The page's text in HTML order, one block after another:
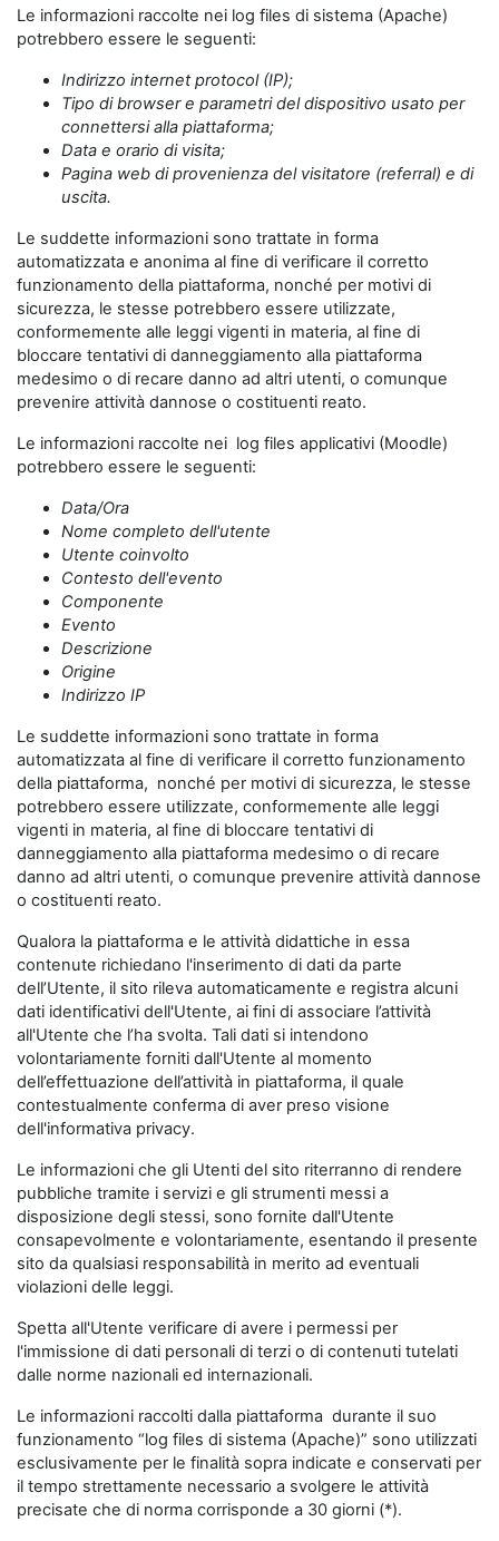
Le informazioni raccolte nei log files di sistema (Apache)
potrebbero essere le seguenti:
Indirizzo internet protocol (IP);
Tipo di browser e parametri del dispositivo usato per
connettersi alla piattaforma;
Data e orario di visita;
Pagina web di provenienza del visitatore (referral) e di
uscita.
Le suddette informazioni sono trattate in forma
automatizzata e anonima al fine di verificare il corretto
funzionamento della piattaforma, nonché per motivi di
sicurezza, le stesse potrebbero essere utilizzate,
conformemente alle leggi vigenti in materia, al fine di
bloccare tentativi di danneggiamento alla piattaforma
medesimo o di recare danno ad altri utenti, o comunque
prevenire attività dannose o costituenti reato.
Le informazioni raccolte nei log files applicativi (Moodle)
potrebbero essere le seguenti:
Data/Ora
Nome completo dell'utente
Utente coinvolto
Contesto dell'evento
Componente
Evento
Descrizione
Origine
Indirizzo IP
Le suddette informazioni sono trattate in forma
automatizzata al fine di verificare il corretto funzionamento
della piattaforma, nonché per motivi di sicurezza, le stesse
potrebbero essere utilizzate, conformemente alle leggi
vigenti in materia, al fine di bloccare tentativi di
danneggiamento alla piattaforma medesimo o di recare
danno ad altri utenti, o comunque prevenire attività dannose
o costituenti reato.
Qualora la piattaforma e le attività didattiche in essa
contenute richiedano l'inserimento di dati da parte
dell’Utente, il sito rileva automaticamente e registra alcuni
dati identificativi dell'Utente, ai fini di associare l’attività
all'Utente che l’ha svolta. Tali dati si intendono
volontariamente forniti dall'Utente al momento
dell’effettuazione dell’attività in piattaforma, il quale
contestualmente conferma di aver preso visione
dell'informativa privacy.
Le informazioni che gli Utenti del sito riterranno di rendere
pubbliche tramite i servizi e gli strumenti messi a
disposizione degli stessi, sono fornite dall'Utente
consapevolmente e volontariamente, esentando il presente
sito da qualsiasi responsabilità in merito ad eventuali
violazioni delle leggi.
Spetta all'Utente verificare di avere i permessi per
l'immissione di dati personali di terzi o di contenuti tutelati
dalle norme nazionali ed internazionali.
Le informazioni raccolti dalla piattaforma durante il suo
funzionamento “log files di sistema (Apache)” sono utilizzati
esclusivamente per le finalità sopra indicate e conservati per
il tempo strettamente necessario a svolgere le attività
precisate che di norma corrisponde a 30 giorni (*).